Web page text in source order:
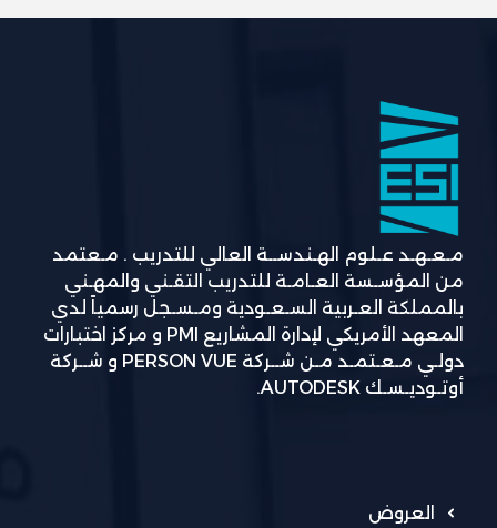
مـعـهـد عـلوم الهـندســة العالي للتدريب . مـعتمد
من المؤسـسة العـامـة للتدريب التقـني والمهـني
بالمملكة العـربية السـعـودية ومـسـجل رسمياً لدي
المعهد الأمريكي لإدارة المشاريع PMI و مركز اختبارات
دولـي مـعـتمـد مـن شــركة PERSON VUE و شــركة
أوتـوديـسـك AUTODESK.
العروض